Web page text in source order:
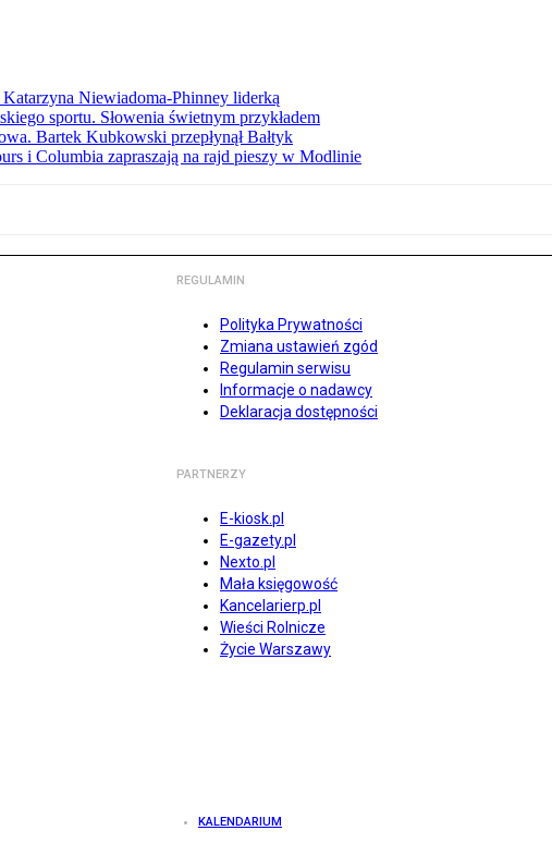
Niewiadoma-Phinney liderką
sportu. Słowenia świetnym przykładem
Bartek Kubkowski przepłynął Bałtyk
i Columbia zapraszają na rajd pieszy w Modlinie
REGULAMIN
Polityka Prywatności
Zmiana ustawień zgód
Regulamin serwisu
Informacje o nadawcy
Deklaracja dostępności
PARTNERZY
E-kiosk.pl
E-gazety.pl
Nexto.pl
Mała księgowość
Kancelarierp.pl
Wieści Rolnicze
Życie Warszawy
KALENDARIUM